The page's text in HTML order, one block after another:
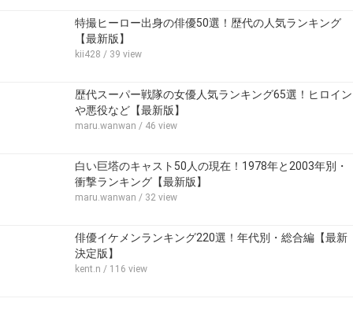
特撮ヒーロー出身の俳優50選！歴代の人気ランキング
【最新版】
kii428 / 39 view
歴代スーパー戦隊の女優人気ランキング65選！ヒロイン
や悪役など【最新版】
maru.wanwan / 46 view
白い巨塔のキャスト50人の現在！1978年と2003年別・
衝撃ランキング【最新版】
maru.wanwan / 32 view
俳優イケメンランキング220選！年代別・総合編【最新
決定版】
kent.n / 116 view